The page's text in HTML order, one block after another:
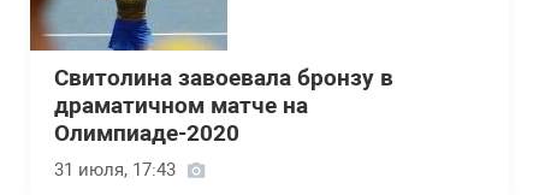
Свитолина завоевала бронзу в
драматичном матче на
Олимпиаде-2020
31 июля, 17:43